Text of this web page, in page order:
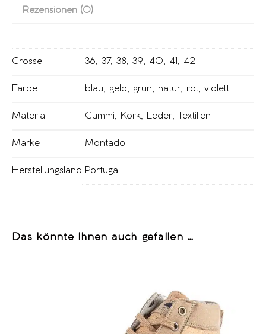
Rezensionen (0)
Grösse 36, 37, 38, 39, 40, 41 , 42
Farbe blau, gelb, grün, natur, rot, violett
Material Gummi, Kork, Leder, Textilien
Marke Montado
Herstellungsland Portugal
Das könnte Ihnen auch gefallen …